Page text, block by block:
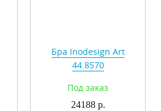
Бра Inodesign Art
44.8570
Под заказ
24188 р.